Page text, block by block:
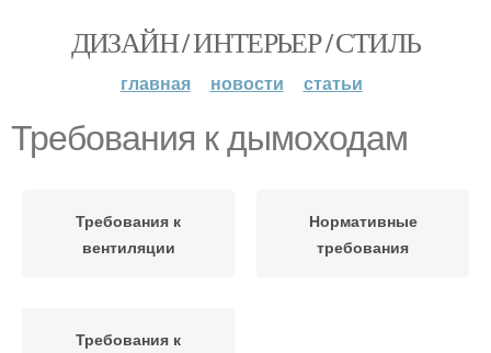
ДИЗАЙН / ИНТЕРЬЕР / СТИЛЬ
главная новости статьи
Требования к дымоходам
Требования к
вентиляции
Нормативные
требования
Требования к